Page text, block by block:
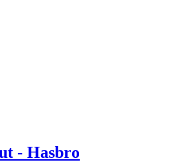
- Hasbro